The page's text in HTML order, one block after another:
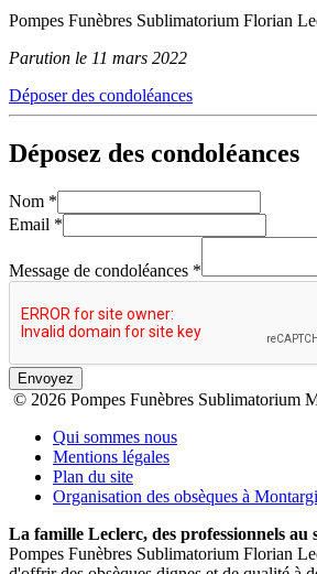
Pompes Funèbres Sublimatorium Florian
Parution le 11 mars 2022
Déposer des condoléances
Déposez des condoléances
Nom *
Email *
Message de condoléances *
Envoyez
© 2026 Pompes Funèbres Sublimatorium
Qui sommes nous
Mentions légales
Plan du site
Organisation des obsèques à
La famille Leclerc, des professionnels au
Pompes Funèbres Sublimatorium Florian